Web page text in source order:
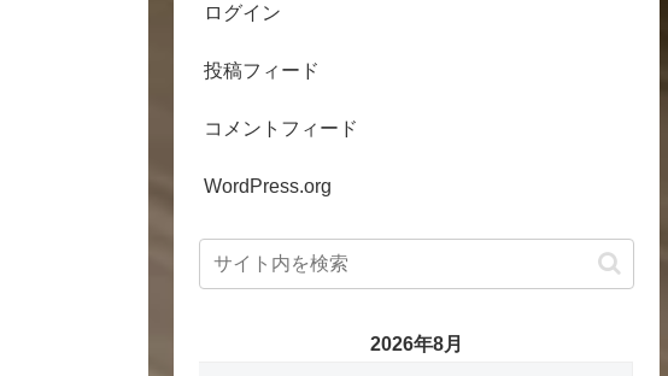
ログイン
投稿フィード
コメントフィード
WordPress.org
2026年8月